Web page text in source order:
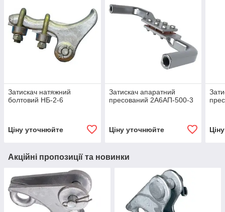
Затискач натяжний
болтовий НБ-2-6
Ціну уточнюйте
Затискач апаратний
пресований 2А6АП-500-3
Ціну уточнюйте
Акційні пропозиції та новинки